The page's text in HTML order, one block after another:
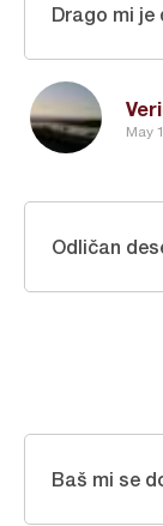
May
Drago mi je
Odličan
Baš mi se